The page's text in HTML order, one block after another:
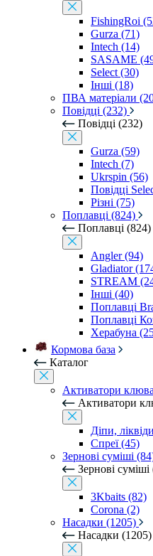
FishingRoi
Gurza (71)
Intech (14)
SASAME
Select (30)
Інші (18)
ПВА матеріали
Повідці (232)
Повідці (232)
Gurza (59)
Intech (7)
Ukrspin (56)
Повідці
Різні (75)
Поплавці (824)
Поплавці (824)
Angler (94)
Gladiator
STREAM
Інші (40)
Поплавці
Поплавці
Херабуна
Кормова база
Каталог
Активатори
Активатори
Діпи,
Спреї (45)
Зернові суміші
Зернові суміші
3Kbaits (82)
Corona (2)
Насадки (1205)
Насадки (1205)